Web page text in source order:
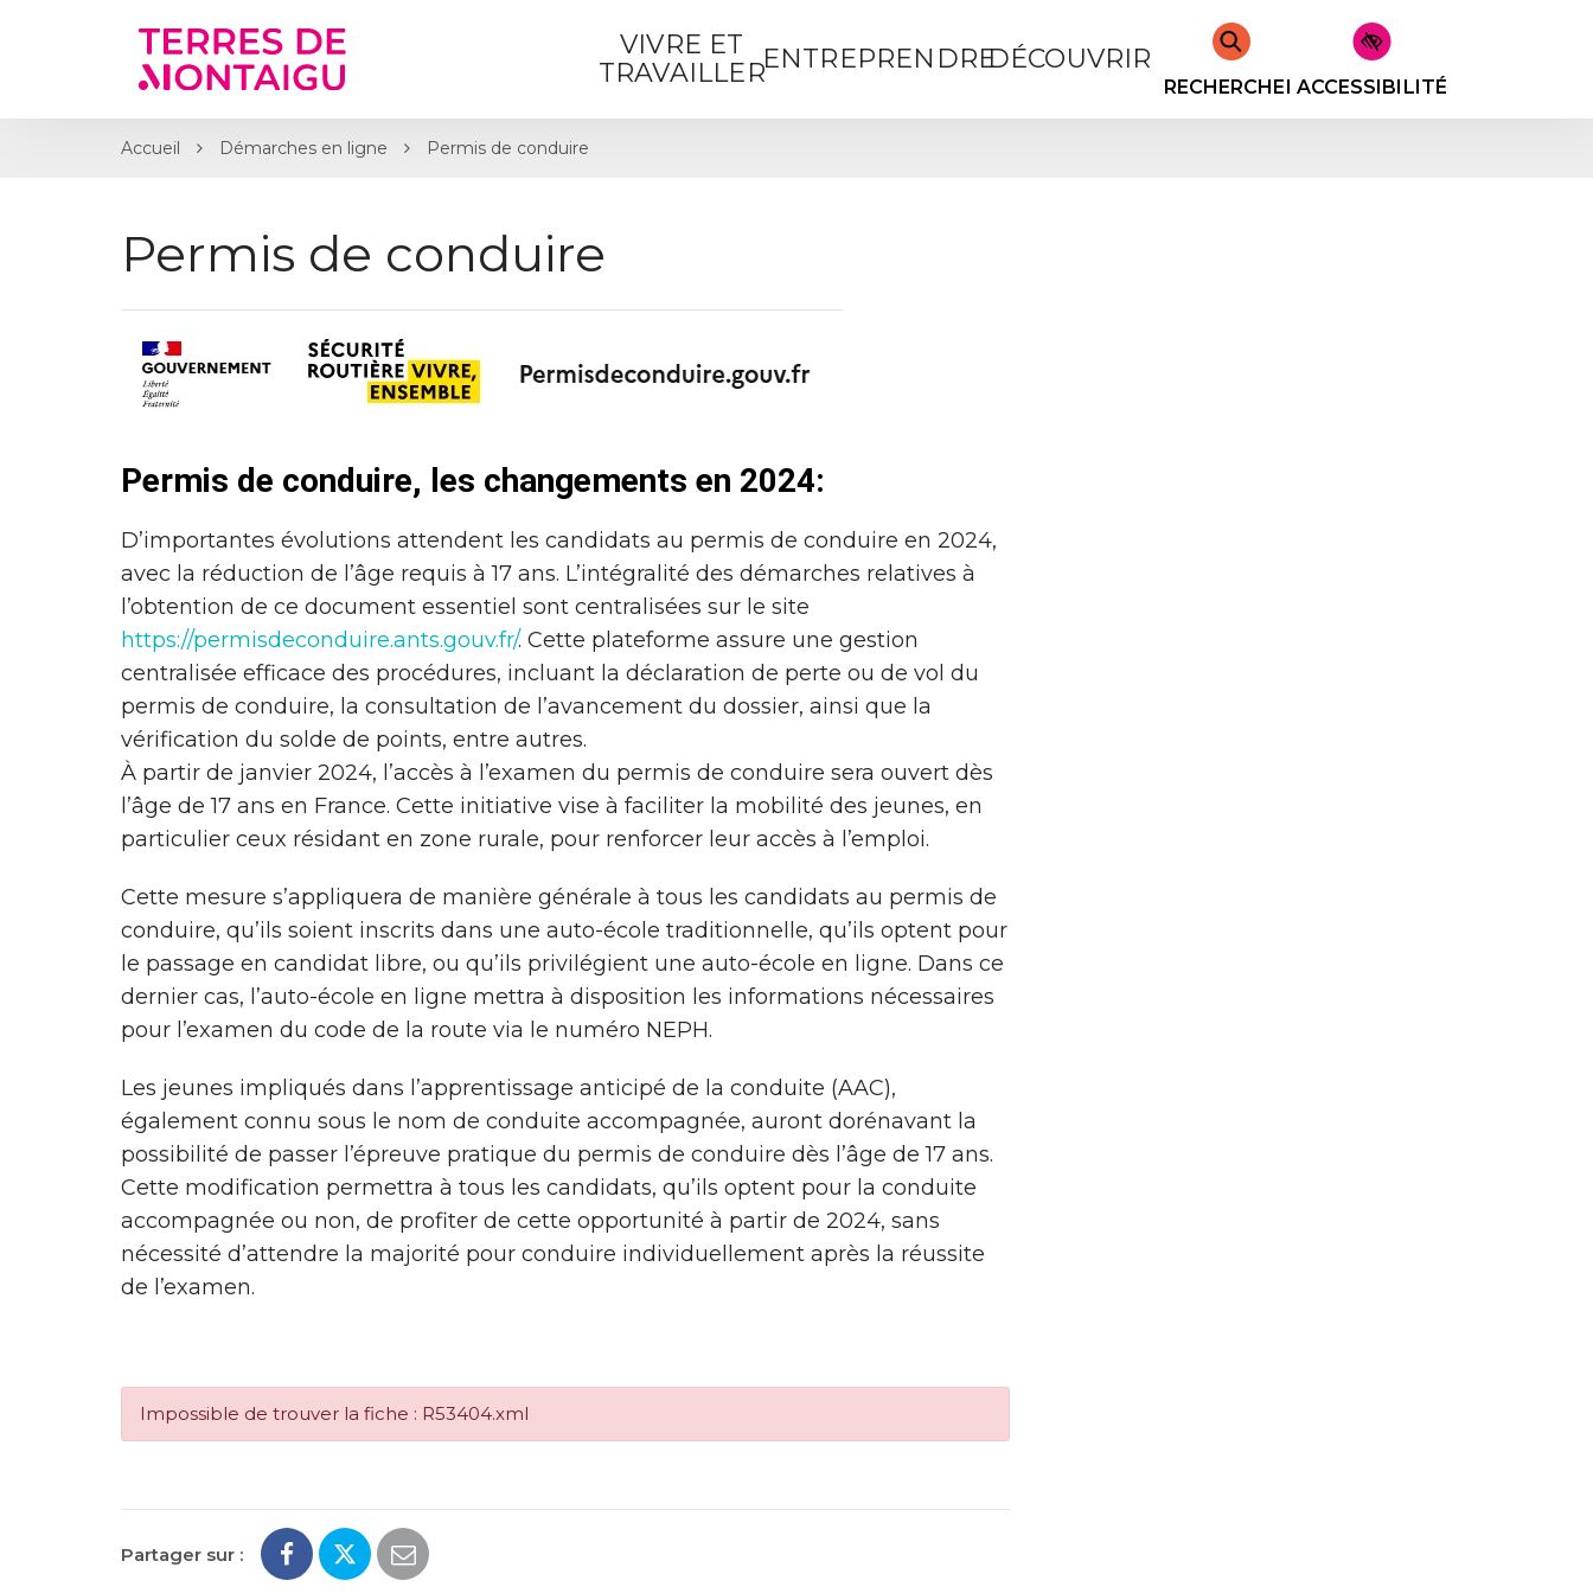
VIVRE ET
TRAVAILLERENTREPRENDREDÉCOUVRIR
RECHERCHERACCESSIBILITÉ
Accueil Démarches en ligne Permis de conduire
Permis de conduire
Permis de conduire, les changements en 2024:
D’importantes évolutions attendent les candidats au permis de conduire en 2024,
avec la réduction de l’âge requis à 17 ans. L’intégralité des démarches relatives à
l’obtention de ce document essentiel sont centralisées sur le site
https://permisdeconduire.ants.gouv.fr/. Cette plateforme assure une gestion
centralisée efficace des procédures, incluant la déclaration de perte ou de vol du
permis de conduire, la consultation de l’avancement du dossier, ainsi que la
vérification du solde de points, entre autres.
À partir de janvier 2024, l’accès à l’examen du permis de conduire sera ouvert dès
l’âge de 17 ans en France. Cette initiative vise à faciliter la mobilité des jeunes, en
particulier ceux résidant en zone rurale, pour renforcer leur accès à l’emploi.
Cette mesure s’appliquera de manière générale à tous les candidats au permis de
conduire, qu’ils soient inscrits dans une auto-école traditionnelle, qu’ils optent pour
le passage en candidat libre, ou qu’ils privilégient une auto-école en ligne. Dans ce
dernier cas, l’auto-école en ligne mettra à disposition les informations nécessaires
pour l’examen du code de la route via le numéro NEPH.
Les jeunes impliqués dans l’apprentissage anticipé de la conduite (AAC),
également connu sous le nom de conduite accompagnée, auront dorénavant la
possibilité de passer l’épreuve pratique du permis de conduire dès l’âge de 17 ans.
Cette modification permettra à tous les candidats, qu’ils optent pour la conduite
accompagnée ou non, de profiter de cette opportunité à partir de 2024, sans
nécessité d’attendre la majorité pour conduire individuellement après la réussite
de l’examen.
Impossible de trouver la fiche : R53404.xml
Partager sur :